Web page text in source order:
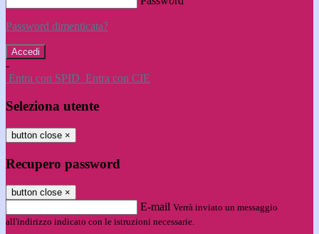
Password dimenticata?
-
Entra con SPID Entra con CIE
Seleziona utente
button close ×
Recupero password
button close ×
E-mail Verrà inviato un messaggio
all'indirizzo indicato con le istruzioni necessarie.